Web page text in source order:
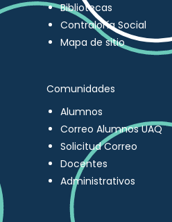
Bibliotecas
Contraloría Social
Mapa de sitio
Comunidades
Alumnos
Correo Alumnos UAQ
Solicitud Correo
Docentes
Administrativos